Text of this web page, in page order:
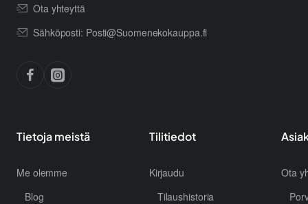
Ota yhteyttä
Sähköposti: Posti@Suomenekokauppa.fi
Tietoja meistä
Me olemme
Blog
Tilitiedot
Kirjaudu
Tilaushistoria
Ota